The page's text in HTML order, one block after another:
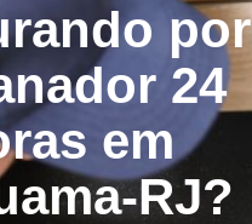
por
24
em
RJ?